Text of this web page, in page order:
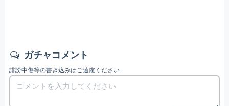
ガチャコメント
誹謗中傷等の書き込みはご遠慮ください